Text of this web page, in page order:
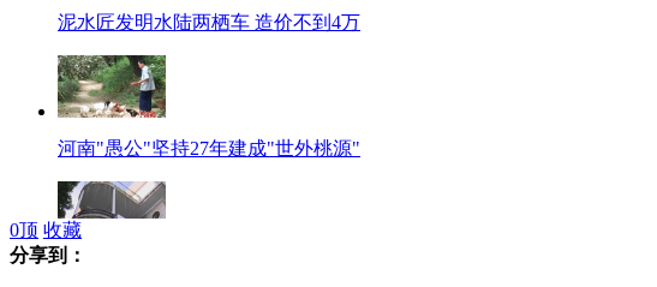
泥水匠发明水陆两栖车 造价不到4万
河南"愚公"坚持27年建成"世外桃源"
0顶 收藏
分享到：